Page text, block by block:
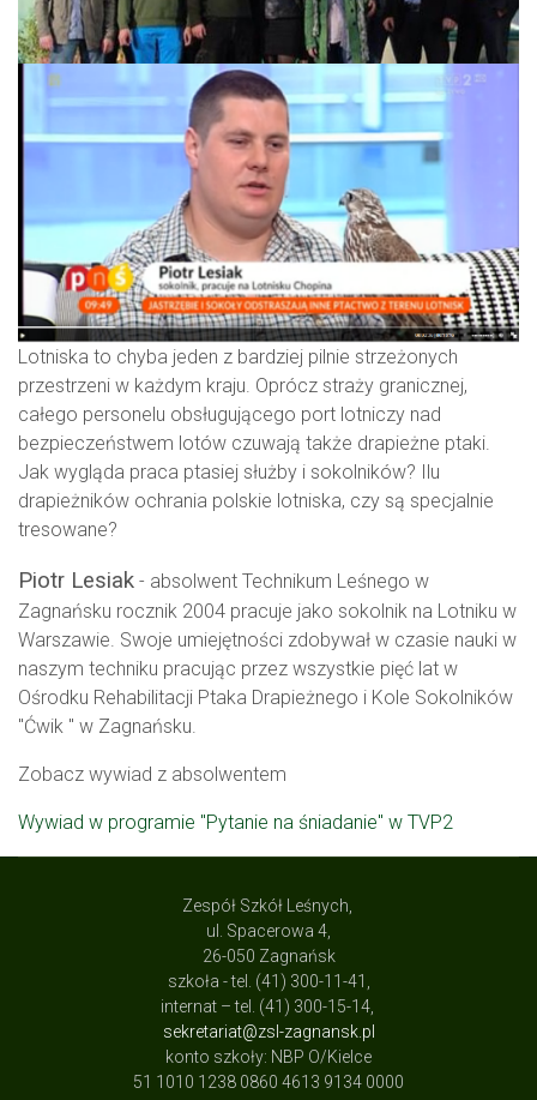
Lotniska to chyba jeden z bardziej pilnie strzeżonych
przestrzeni w każdym kraju. Oprócz straży granicznej,
całego personelu obsługującego port lotniczy nad
bezpieczeństwem lotów czuwają także drapieżne ptaki.
Jak wygląda praca ptasiej służby i sokolników? Ilu
drapieżników ochrania polskie lotniska, czy są specjalnie
tresowane?
Piotr Lesiak - absolwent Technikum Leśnego w
Zagnańsku rocznik 2004 pracuje jako sokolnik na Lotniku w
Warszawie. Swoje umiejętności zdobywał w czasie nauki w
naszym techniku pracując przez wszystkie pięć lat w
Ośrodku Rehabilitacji Ptaka Drapieżnego i Kole Sokolników
"Ćwik " w Zagnańsku.
Zobacz wywiad z absolwentem
Wywiad w programie "Pytanie na śniadanie" w TVP2
Zespół Szkół Leśnych,
ul. Spacerowa 4,
26-050 Zagnańsk
szkoła - tel. (41) 300-11-41,
internat – tel. (41) 300-15-14,
sekretariat@zsl-zagnansk.pl
konto szkoły: NBP O/Kielce
51 1010 1238 0860 4613 9134 0000